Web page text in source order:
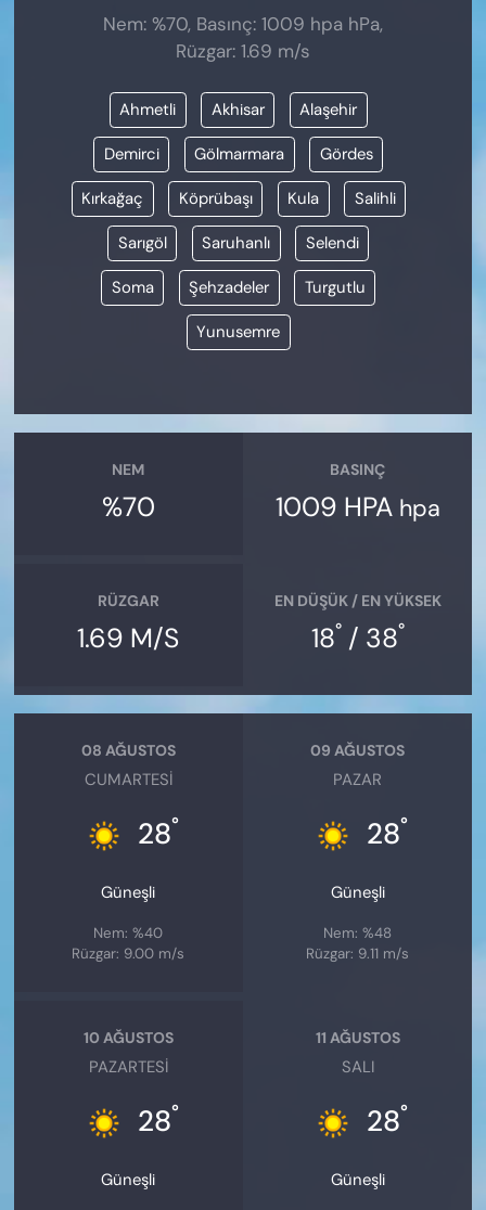
Nem: %70, Basınç: 1009 hpa hPa,
Rüzgar: 1.69 m/s
Ahmetli Akhisar Alaşehir
Demirci Gölmarmara Gördes
Kırkağaç Köprübaşı Kula Salihli
Sarıgöl Saruhanlı Selendi
Soma Şehzadeler Turgutlu
Yunusemre
NEM
%70
BASINÇ
1009 HPA hpa
RÜZGAR
1.69 M/S
EN DÜŞÜK / EN YÜKSEK
18°/ 38°
08 AĞUSTOS
CUMARTESI
28°
Güneşli
Nem: %40
Rüzgar: 9.00 m/s
09 AĞUSTOS
PAZAR
28°
Güneşli
Nem: %48
Rüzgar: 9.11 m/s
10 AĞUSTOS
PAZARTESI
28°
Güneşli
11 AĞUSTOS
SALI
28°
Güneşli
ÖZEL HABER
SİYASET
VAN VE DİYARBAKIR HABERLERİ